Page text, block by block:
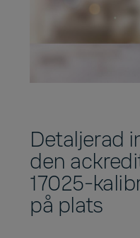
Detaljerad
den
17025-
på plats